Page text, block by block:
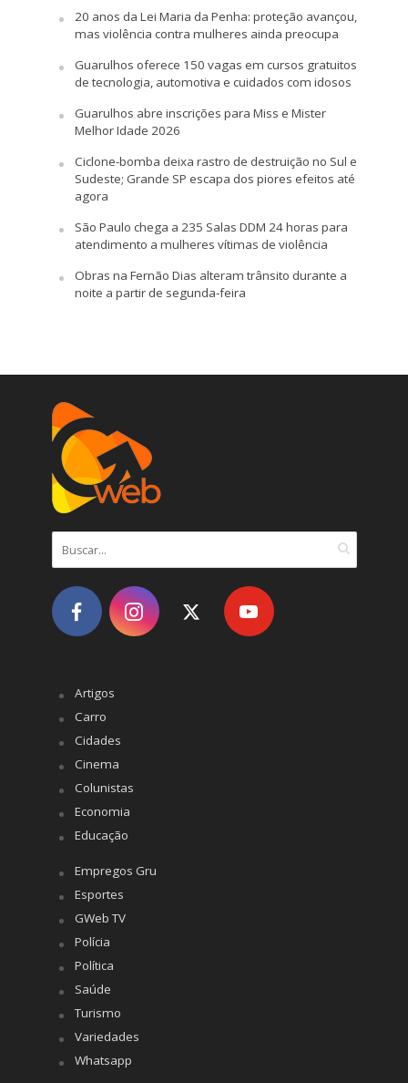
20 anos da Lei Maria da Penha: proteção avançou,
mas violência contra mulheres ainda preocupa
Guarulhos oferece 150 vagas em cursos gratuitos
de tecnologia, automotiva e cuidados com idosos
Guarulhos abre inscrições para Miss e Mister
Melhor Idade 2026
Ciclone-bomba deixa rastro de destruição no Sul e
Sudeste; Grande SP escapa dos piores efeitos até
agora
São Paulo chega a 235 Salas DDM 24 horas para
atendimento a mulheres vítimas de violência
Obras na Fernão Dias alteram trânsito durante a
noite a partir de segunda-feira
Artigos
Carro
Cidades
Cinema
Colunistas
Economia
Educação
Empregos Gru
Esportes
GWeb TV
Polícia
Política
Saúde
Turismo
Variedades
Whatsapp